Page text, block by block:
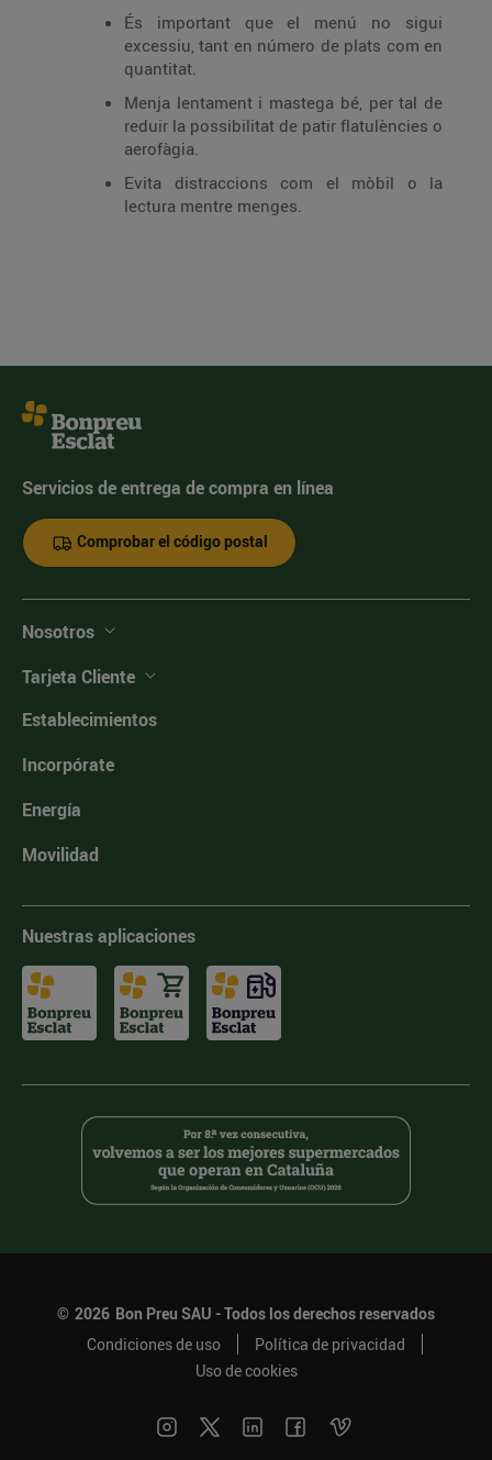
És important que el menú no sigui
excessiu, tant en número de plats com en
quantitat.
Menja lentament i mastega bé, per tal de
reduir la possibilitat de patir flatulències o
aerofàgia.
Evita distraccions com el mòbil o la
lectura mentre menges.
Servicios de entrega de compra en línea
Comprobar el código postal
Nosotros
Tarjeta Cliente
Establecimientos
Incorpórate
Energía
Movilidad
Nuestras aplicaciones
© 2026 Bon Preu SAU - Todos los derechos reservados
Condiciones de uso
Política de privacidad
Uso de cookies